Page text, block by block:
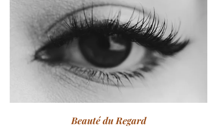
Beauté du Regard